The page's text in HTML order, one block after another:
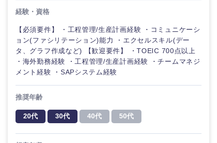
ご希望の職種を選択してください
経営企
画・事業
企画
すべての経営企画・事業企
画
ご希望の職種を選択してください
経営企画・事業企画
経営ボード
ご希望の業界を選択してください
商社・卸
ご希望の勤務地を選択してください
北海道・東北地方
ご希望条件を入力ください
希望年収
経験・資格
【必須要件】 ・工程管理/生産計画経験 ・コミュニケーシ
ョン(ファシリテーション)能力 ・エクセルスキル(デー
タ、グラフ作成など) 【歓迎要件】 ・TOEIC 700点以上
・海外勤務経験 ・工程管理/生産計画経験 ・チームマネジ
メント経験 ・SAPシステム経験
推奨年齢
20代 30代 40代 50代